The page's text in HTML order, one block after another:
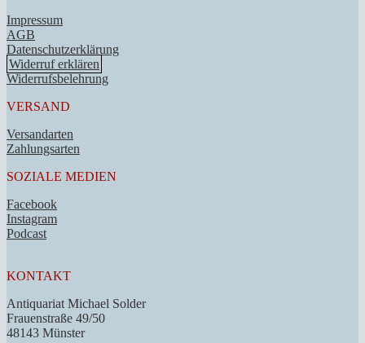
Impressum
AGB
Datenschutzerklärung
Widerruf erklären
Widerrufsbelehrung
VERSAND
Versandarten
Zahlungsarten
SOZIALE MEDIEN
Facebook
Instagram
Podcast
KONTAKT
Antiquariat Michael Solder
Frauenstraße 49/50
48143 Münster